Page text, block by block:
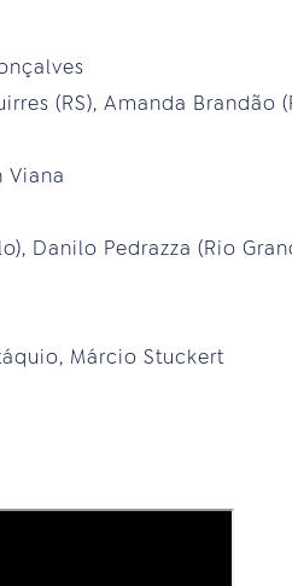
(RS), Amanda Brandão
Viana
Danilo Pedrazza (Rio
Márcio Stuckert